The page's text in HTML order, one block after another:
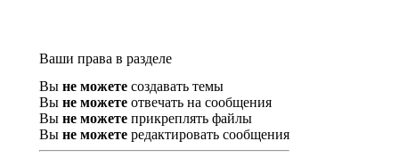
Ваши права в разделе
Вы не можете создавать темы
Вы не можете отвечать на сообщения
Вы не можете прикреплять файлы
Вы не можете редактировать сообщения